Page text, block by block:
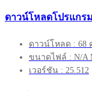
ดาวน์โหลดโปรแกร
ดาวน์โหลด : 68
ขนาดไฟล์ : N/A
เวอร์ชัน : 25.512